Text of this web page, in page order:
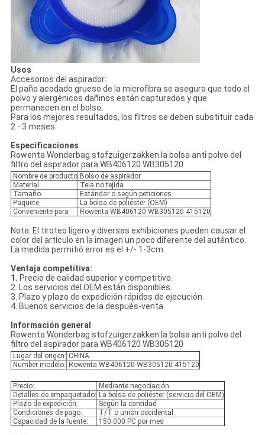
Usos
Accesorios del aspirador:
El paño acodado grueso de la microfibra se asegura que todo el
polvo y alergénicos dañinos están capturados y que
permanecen en el bolso;
Para los mejores resultados, los filtros se deben substituir cada
2 - 3 meses.
Especificaciones
Rowenta Wonderbag stofzuigerzakken la bolsa anti polvo del
filtro del aspirador para WB406120 WB305120
Nombre de producto Bolso de aspirador
Material
Tela no tejida
Tamaño
Estándar o según peticiones
Paquete
La bolsa de poliéster (OEM)
Conveniente para
Rowenta WB406120 WB305120 415120
Nota: El tiroteo ligero y diversas exhibiciones pueden causar el
color del artículo en la imagen un poco diferente del auténtico.
La medida permitió error es el +/- 1-3cm.
Ventaja competitiva:
1. Precio de calidad superior y competitivo.
2. Los servicios del OEM están disponibles.
3. Plazo y plazo de expedición rápidos de ejecución.
4. Buenos servicios de la después-venta.
Información general
Rowenta Wonderbag stofzuigerzakken la bolsa anti polvo del
filtro del aspirador para WB406120 WB305120
Lugar del origen: CHINA
Number modelo: Rowenta WB406120 WB305120 415120
Precio:
Mediante negociación
Detalles de empaquetado: La bolsa de poliéster (servicio del OEM)
Plazo de expedición:
Según la cantidad
Condiciones de pago:
T/T o unión occidental
Capacidad de la fuente:
150.000 PC por mes